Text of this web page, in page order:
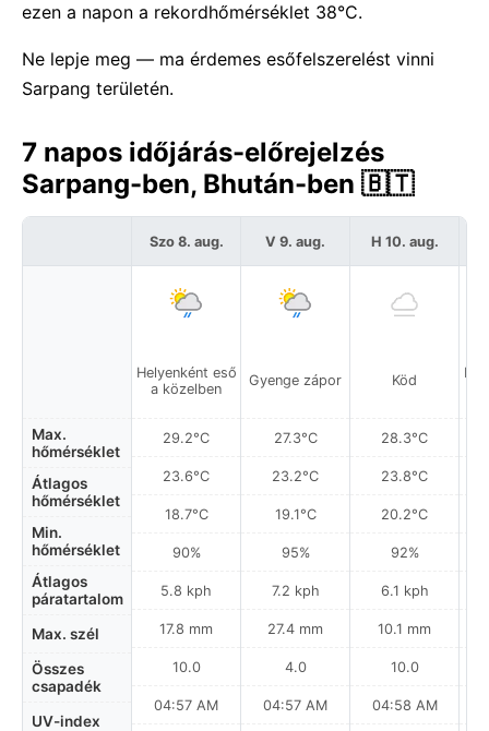
ezen a napon a rekordhőmérséklet 38°C.
Ne lepje meg — ma érdemes esőfelszerelést vinni
Sarpang területén.
7 napos időjárás-előrejelzés
Sarpang-ben, Bhután-ben 🇧🇹
Max.
hőmérséklet
Átlagos
hőmérséklet
Min.
hőmérséklet
Átlagos
páratartalom
Max. szél
Összes
csapadék
UV-index
Szo 8. aug.
Helyenként eső
a közelben
29.2°C
23.6°C
18.7°C
90%
5.8 kph
17.8 mm
10.0
04:57 AM
V 9. aug.
Gyenge zápor
27.3°C
23.2°C
19.1°C
95%
7.2 kph
27.4 mm
4.0
04:57 AM
H 10. aug.
Köd
28.3°C
23.8°C
20.2°C
92%
6.1 kph
10.1 mm
10.0
04:58 AM